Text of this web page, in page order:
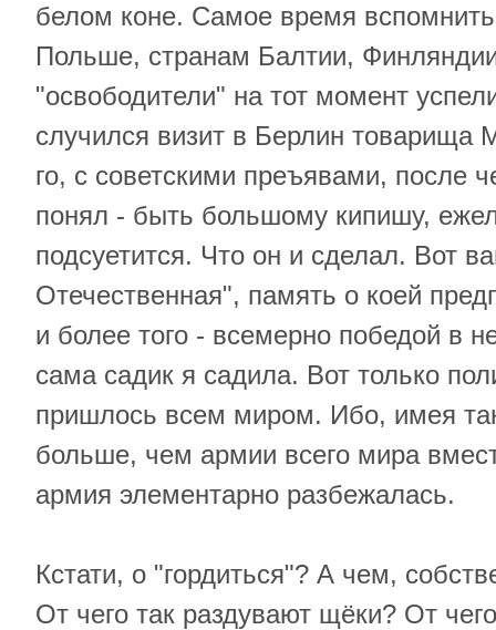
белом коне. Самое время вспомнить
Польше, странам Балтии,
"освободители" на тот момент
случился визит в Берлин товарища
го, с советскими преъявами, после
понял - быть большому кипишу,
подсуетится. Что он и сделал. Вот
Отечественная", память о коей
и более того - всемерно победой в
сама садик я садила. Вот только
пришлось всем миром. Ибо, имея
больше, чем армии всего мира
армия элементарно разбежалась.
Кстати, о "гордиться"? А чем,
От чего так раздувают щёки? От